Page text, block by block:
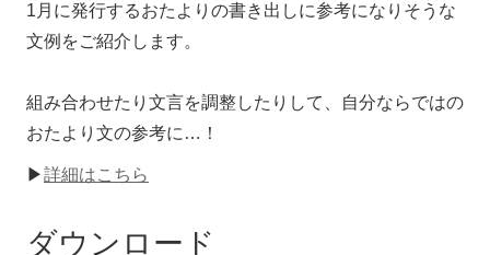
1月に発行するおたよりの書き出しに参考になりそうな
文例をご紹介します。
組み合わせたり文言を調整したりして、自分ならではの
おたより文の参考に…！
▶詳細はこちら
ダウンロード